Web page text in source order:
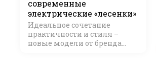
современные
электрические «лесенки»
Идеальное сочетание
практичности и стиля –
новые модели от бренда